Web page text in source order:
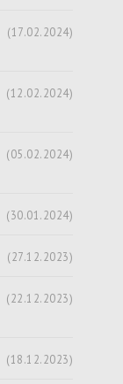
(17.02.2024)
(12.02.2024)
(05.02.2024)
(30.01.2024)
(27.12.2023)
(22.12.2023)
(18.12.2023)